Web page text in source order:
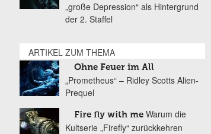
„große Depression“ als Hintergrund
der 2. Staffel
ARTIKEL ZUM THEMA
Ohne Feuer im All
„Prometheus“ – Ridley Scotts Alien-
Prequel
Fire fly with me Warum die
Kultserie „Firefly“ zurückkehren